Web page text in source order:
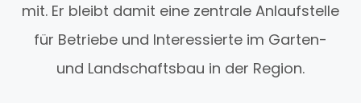
mit. Er bleibt damit eine zentrale Anlaufstelle
für Betriebe und Interessierte im Garten-
und Landschaftsbau in der Region.